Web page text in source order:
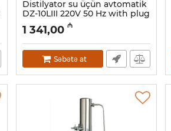
Distilyator su üçün avtomatik
DZ-10LIII 220V 50 Hz with plug
Artikul: 015001030
1 341,00 ₼
Səbətə at